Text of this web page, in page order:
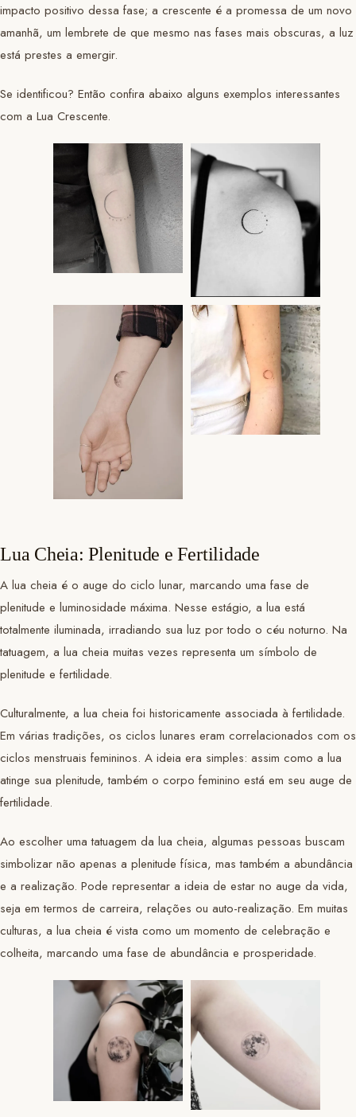
impacto positivo dessa fase; a crescente é a promessa de um novo
amanhã, um lembrete de que mesmo nas fases mais obscuras, a luz
está prestes a emergir.
Se identificou? Então confira abaixo alguns exemplos interessantes
com a Lua Crescente.
Lua Cheia: Plenitude e Fertilidade
A lua cheia é o auge do ciclo lunar, marcando uma fase de
plenitude e luminosidade máxima. Nesse estágio, a lua está
totalmente iluminada, irradiando sua luz por todo o céu noturno. Na
tatuagem, a lua cheia muitas vezes representa um símbolo de
plenitude e fertilidade.
Culturalmente, a lua cheia foi historicamente associada à fertilidade.
Em várias tradições, os ciclos lunares eram correlacionados com os
ciclos menstruais femininos. A ideia era simples: assim como a lua
atinge sua plenitude, também o corpo feminino está em seu auge de
fertilidade.
Ao escolher uma tatuagem da lua cheia, algumas pessoas buscam
simbolizar não apenas a plenitude física, mas também a abundância
e a realização. Pode representar a ideia de estar no auge da vida,
seja em termos de carreira, relações ou auto-realização. Em muitas
culturas, a lua cheia é vista como um momento de celebração e
colheita, marcando uma fase de abundância e prosperidade.